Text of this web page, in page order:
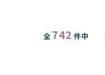
全 742 件中